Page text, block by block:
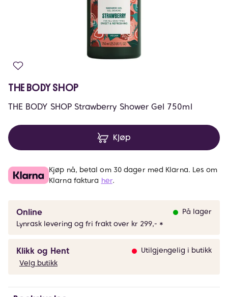
THE BODY SHOP
THE BODY SHOP Strawberry Shower Gel 750ml
Kjøp
Kjøp nå, betal om 30 dager med Klarna. Les om
Klarna faktura her.
Online
På lager
Lynrask levering og fri frakt over kr 299,- *
Klikk og Hent
Utilgjengelig i butikk
Velg butikk